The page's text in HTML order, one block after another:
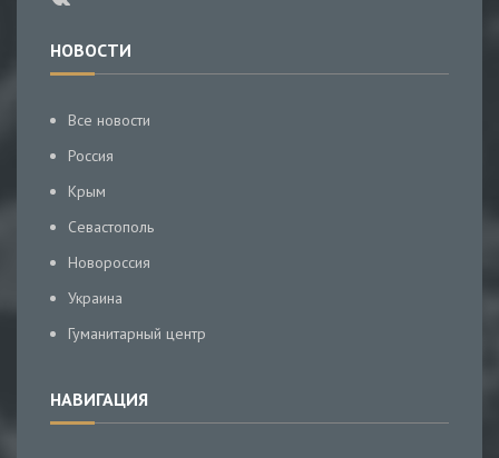
НОВОСТИ
Все новости
Россия
Крым
Севастополь
Новороссия
Украина
Гуманитарный центр
НАВИГАЦИЯ